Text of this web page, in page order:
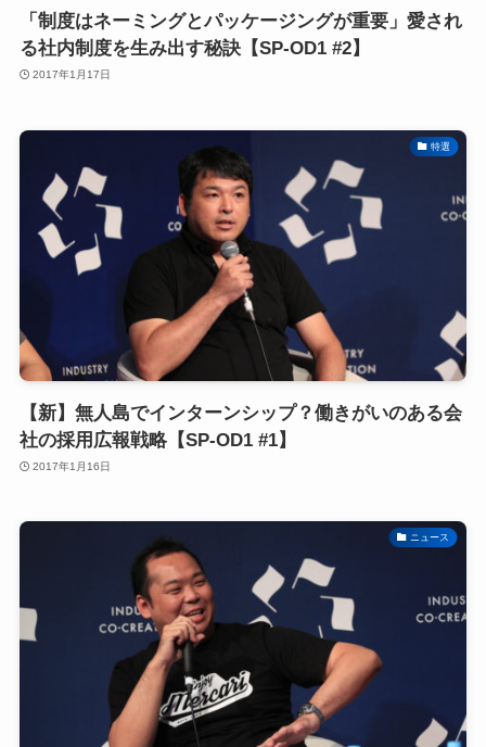
「制度はネーミングとパッケージングが重要」愛され
る社内制度を生み出す秘訣【SP-OD1 #2】
2017年1月17日
特選
【新】無人島でインターンシップ？働きがいのある会
社の採用広報戦略【SP-OD1 #1】
2017年1月16日
ニュース